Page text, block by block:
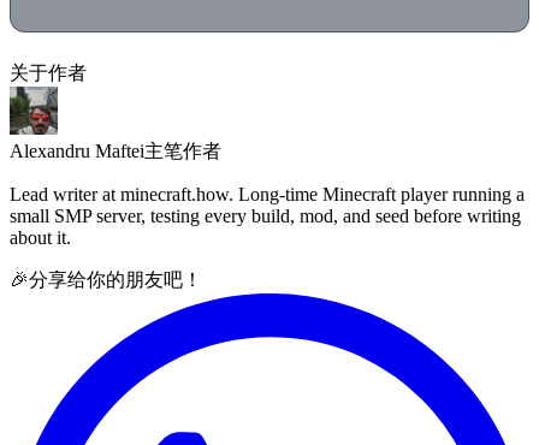
关于作者
Alexandru Maftei主笔作者
Lead writer at minecraft.how. Long-time Minecraft player running a
small SMP server, testing every build, mod, and seed before writing
about it.
🎉分享给你的朋友吧！